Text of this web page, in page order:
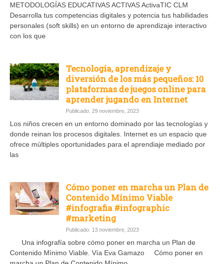
METODOLOGÍAS EDUCATIVAS ACTIVAS ActivaTIC CLM
Desarrolla tus competencias digitales y potencia tus habilidades
personales (soft skills) en un entorno de aprendizaje interactivo
con los que
Tecnología, aprendizaje y
diversión de los más pequeños: 10
plataformas de juegos online para
aprender jugando en Internet
Publicado: 29 noviembre, 2023
Los niños crecen en un entorno dominado por las tecnologías y
donde reinan los procesos digitales. Internet es un espacio que
ofrece múltiples oportunidades para el aprendiaje mediado por
las
Cómo poner en marcha un Plan de
Contenido Mínimo Viable
#infografia #infographic
#marketing
Publicado: 13 noviembre, 2023
Una infografía sobre cómo poner en marcha un Plan de
Contenido Mínimo Viable. Vía Eva Gamazo Cómo poner en